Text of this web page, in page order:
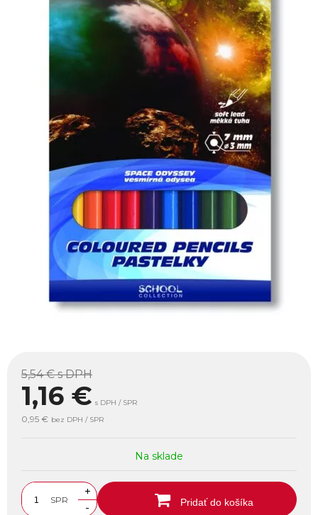
5,54 €s DPH
1,16 € s DPH / SPR
0,95 € bez DPH / SPR
Na sklade
SPR
+
-
Pridať do košíka